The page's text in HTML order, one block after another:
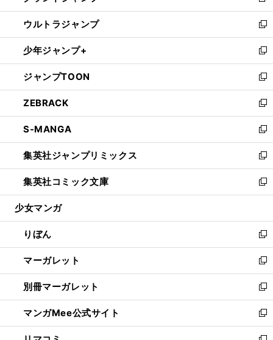
開
く
ウ
で
開
く
ン
ド
ウ
で
開
く
ウ
ィ
ン
ド
ウ
で
開
く
し
い
ウ
ィ
ン
ド
ウ
で
開
く
ウルトラジャンプ
新
し
い
ウ
ィ
ン
ド
ウ
で
開
く
少年ジャンプ+
新
し
い
ウ
ィ
ン
ド
ウ
で
開
く
ジャンプTOON
新
し
い
ウ
ィ
ン
ド
ウ
で
開
ZEBRACK
新
し
い
ウ
ィ
ン
ド
ウ
開
く
S-MANGA
新
し
い
ウ
ィ
ン
ウ
で
開
く
集英社ジャンプリミックス
新
し
い
ウ
ン
ド
ウ
で
開
く
集英社コミック文庫
新
し
ウ
ィ
ン
ド
ウ
で
開
く
少女マンガ
りぼん
新
し
い
ウ
ィ
ン
ド
ウ
マーガレット
新
し
い
ウ
ィ
ン
別冊マーガレット
新
し
い
ウ
マンガMee公式サイト
新
し